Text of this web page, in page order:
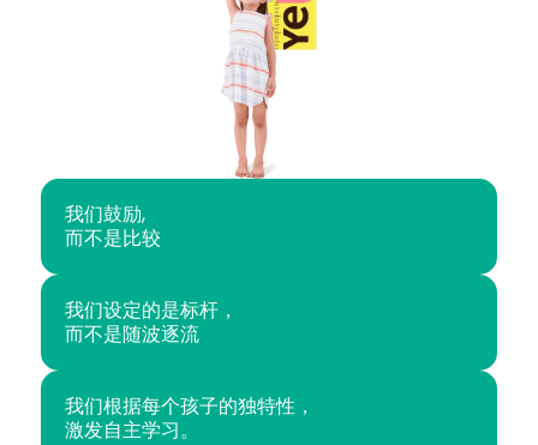
我们鼓励,
而不是比较
我们设定的是标杆，
而不是随波逐流
我们根据每个孩子的独特性，
激发自主学习。